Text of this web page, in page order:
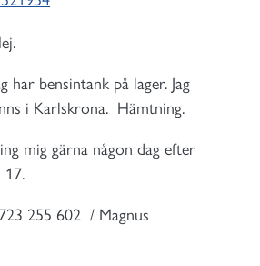
har bensintank på lager. Jag
i Karlskrona. Hämtning.
mig gärna någon dag efter
17.
255 602 / Magnus